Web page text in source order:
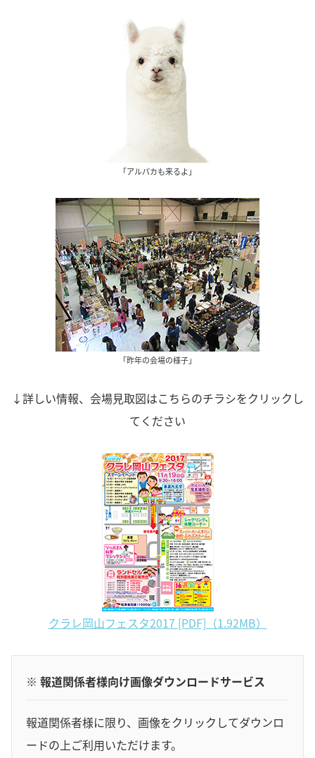
「アルパカも来るよ」
「昨年の会場の様子」
↓詳しい情報、会場見取図はこちらのチラシをクリックし
てください
クラレ岡山フェスタ2017 [PDF]（1.92MB）
※ 報道関係者様向け画像ダウンロードサービス
報道関係者様に限り、画像をクリックしてダウンロ
ードの上ご利用いただけます。